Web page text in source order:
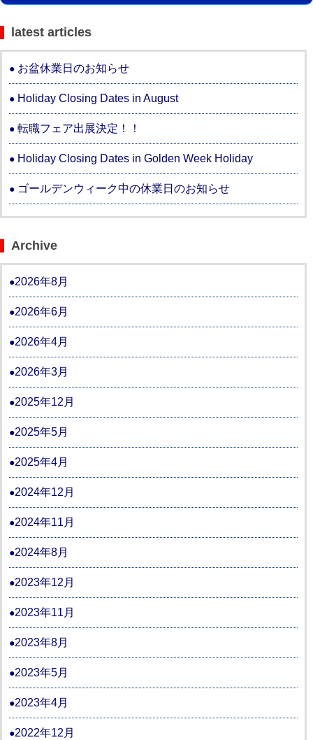
latest articles
お盆休業日のお知らせ
Holiday Closing Dates in August
転職フェア出展決定！！
Holiday Closing Dates in Golden Week Holiday
ゴールデンウィーク中の休業日のお知らせ
Archive
2026年8月
2026年6月
2026年4月
2026年3月
2025年12月
2025年5月
2025年4月
2024年12月
2024年11月
2024年8月
2023年12月
2023年11月
2023年8月
2023年5月
2023年4月
2022年12月